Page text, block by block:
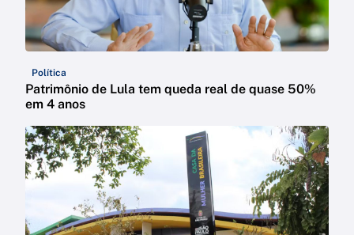
Política
Patrimônio de Lula tem queda real de quase 50%
em 4 anos